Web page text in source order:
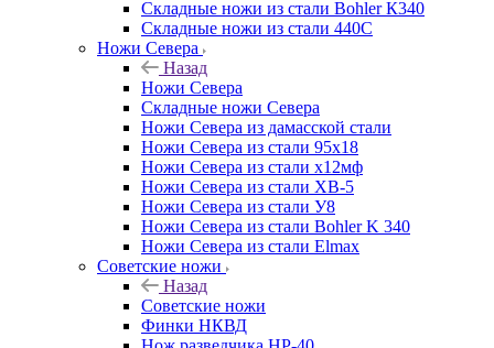
Складные ножи из стали Bohler К340
Складные ножи из стали 440С
Ножи Севера
Назад
Ножи Севера
Складные ножи Севера
Ножи Севера из дамасской стали
Ножи Севера из стали 95х18
Ножи Севера из стали х12мф
Ножи Севера из стали ХВ-5
Ножи Севера из стали У8
Ножи Севера из стали Bohler K 340
Ножи Севера из стали Elmax
Советские ножи
Назад
Советские ножи
Финки НКВД